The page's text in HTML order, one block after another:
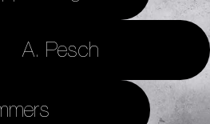
A. Pesch